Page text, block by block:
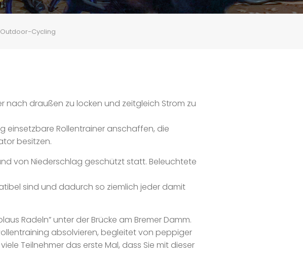
Outdoor-Cycling
nach draußen zu locken und zeitgleich Strom zu
einsetzbare Rollentrainer anschaffen, die
besitzen.
von Niederschlag geschützt statt. Beleuchtete
sind und dadurch so ziemlich jeder damit
Radeln” unter der Brücke am Bremer Damm.
absolvieren, begleitet von peppiger
Teilnehmer das erste Mal, dass Sie mit dieser